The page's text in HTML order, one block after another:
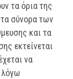
τα όρια της
σύνορα των
και τα
εκτείνεται
να
λόγω